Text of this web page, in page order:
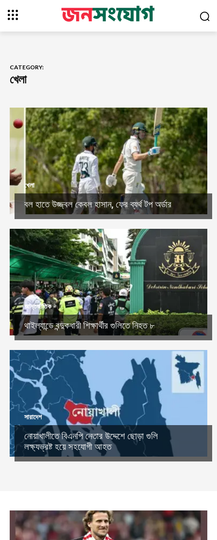
CATEGORY:
খেলা
খেলা
বল হাতে উজ্জ্বল কেবল হাসান, ফের ব্যর্থ টপ অর্ডার
আন্তর্জাতিক
থাইল্যান্ডে বন্দুকধারী শিক্ষার্থীর গুলিতে নিহত ৮
সারাদেশ
নোয়াখালীতে বিএনপি নেতার উদ্দেশে ছোড়া গুলি
লক্ষ্যভ্রষ্ট হয়ে সহযোগী আহত